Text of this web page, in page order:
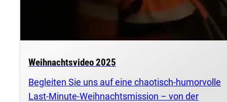
Weihnachtsvideo 2025
Begleiten Sie uns auf eine chaotisch-humorvolle
Last-Minute-Weihnachtsmission – von der